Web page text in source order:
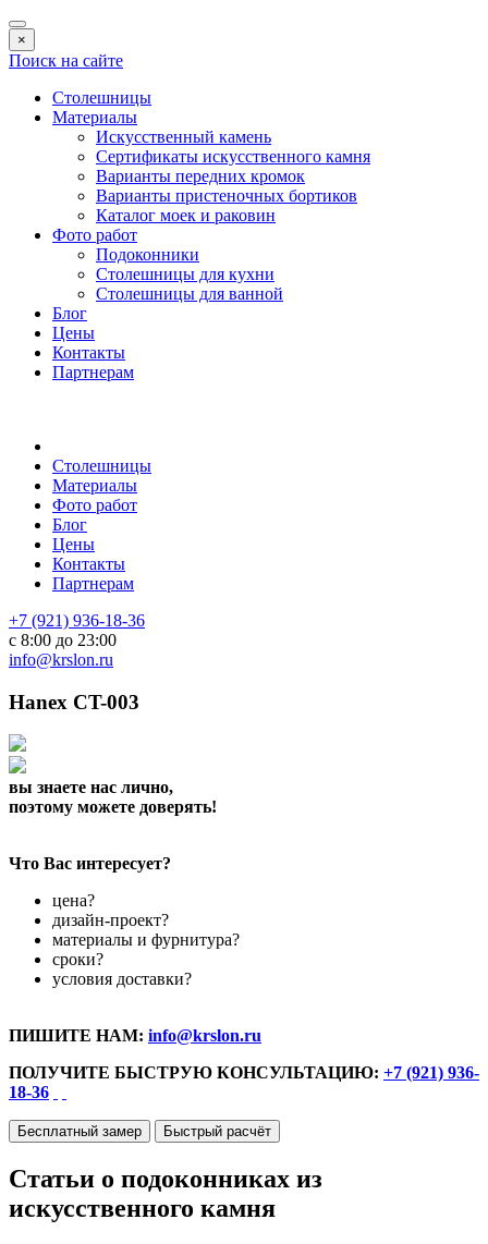
×
Поиск на сайте
Столешницы
Материалы
Искусственный камень
Сертификаты искусственного камня
Варианты передних кромок
Варианты пристеночных бортиков
Каталог моек и раковин
Фото работ
Подоконники
Столешницы для кухни
Столешницы для ванной
Блог
Цены
Контакты
Партнерам
Столешницы
Материалы
Фото работ
Блог
Цены
Контакты
Партнерам
+7 (921) 936-18-36
с 8:00 до 23:00
info@krslon.ru
Hanex CT-003
вы знаете нас лично,
поэтому можете доверять!
Что Вас интересует?
цена?
дизайн-проект?
материалы и фурнитура?
сроки?
условия доставки?
ПИШИТЕ НАМ: info@krslon.ru
ПОЛУЧИТЕ БЫСТРУЮ КОНСУЛЬТАЦИЮ: +7 (921) 936-
18-36
Бесплатный замер Быстрый расчёт
Статьи о подоконниках из
искусственного камня